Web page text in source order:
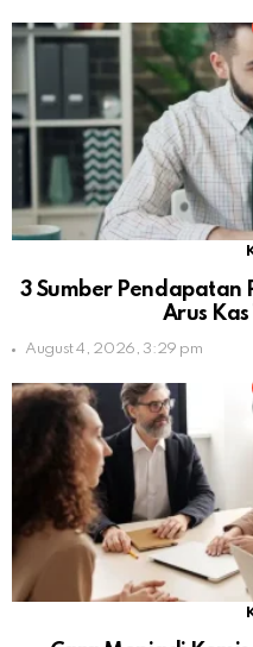
3 Sumber Pendapatan
Arus Kas
August 4, 2026, 3:29 pm